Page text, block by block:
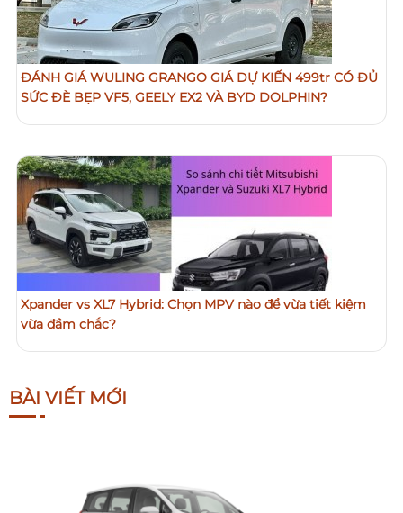
ĐÁNH GIÁ WULING GRANGO GIÁ DỰ KIẾN 499tr CÓ ĐỦ
SỨC ĐÈ BẸP VF5, GEELY EX2 VÀ BYD DOLPHIN?
Xpander vs XL7 Hybrid: Chọn MPV nào để vừa tiết kiệm
vừa đầm chắc?
BÀI VIẾT MỚI